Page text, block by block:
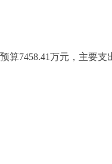
7458.41万元，主要支